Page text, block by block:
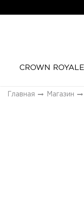
CROWN ROYALE
Главная Магазин